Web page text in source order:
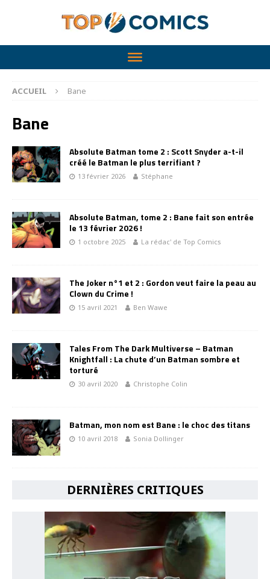
ACCUEIL Bane
Bane
Absolute Batman tome 2 : Scott Snyder a-t-il
créé le Batman le plus terrifiant ?
13 février 2026 Stéphane
Absolute Batman, tome 2 : Bane fait son entrée
le 13 février 2026 !
1 octobre 2025 La rédac' de Top Comics
The Joker n°1 et 2 : Gordon veut faire la peau au
Clown du Crime !
15 avril 2021 Ben Wawe
Tales From The Dark Multiverse – Batman
Knightfall : La chute d’un Batman sombre et
torturé
30 avril 2020 Christophe Colin
Batman, mon nom est Bane : le choc des titans
10 avril 2018 Sonia Dollinger
DERNIÈRES CRITIQUES